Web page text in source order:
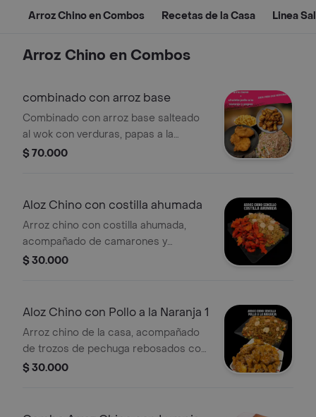
Arroz Chino en Combos Recetas de la Casa Linea
Arroz Chino en Combos
combinado con arroz base
Combinado con arroz base salteado
al wok con verduras, papas a la
francesa, chuleta de pollo y pollo a la
$ 70.000
Aloz Chino con costilla ahumada
Arroz chino con costilla ahumada,
acompañado de camarones y
vegetales.
$ 30.000
Aloz Chino con Pollo a la Naranja 1
Arroz chino de la casa, acompañado
de trozos de pechuga rebosados con
salsa de naranja especial .
$ 30.000